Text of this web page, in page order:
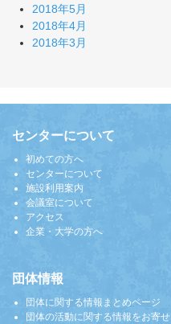
2018年5月
2018年4月
2018年3月
センターについて
初めての方へ
センターについて
施設利用案内
会議室について
アクセス
企業・大学の方へ
団体情報
団体に関する情報まとめページ
団体の活動に関する情報をお寄せ